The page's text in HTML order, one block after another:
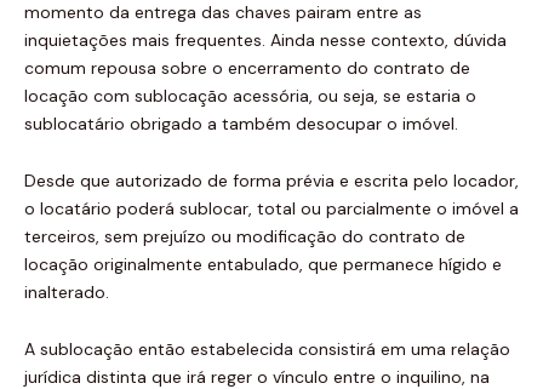
momento da entrega das chaves pairam entre as
inquietações mais frequentes. Ainda nesse contexto, dúvida
comum repousa sobre o encerramento do contrato de
locação com sublocação acessória, ou seja, se estaria o
sublocatário obrigado a também desocupar o imóvel.
Desde que autorizado de forma prévia e escrita pelo locador,
o locatário poderá sublocar, total ou parcialmente o imóvel a
terceiros, sem prejuízo ou modificação do contrato de
locação originalmente entabulado, que permanece hígido e
inalterado.
A sublocação então estabelecida consistirá em uma relação
jurídica distinta que irá reger o vínculo entre o inquilino, na